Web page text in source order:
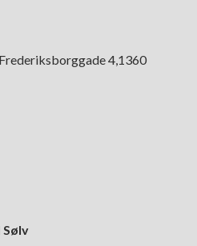
Frederiksborggade 4,1360
Sølv